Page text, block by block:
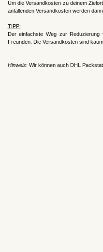
Um die Versandkosten zu deinem
anfallenden Versandkosten werden
TIPP:
Der einfachste Weg zur
Freunden. Die Versandkosten sind
Hinweis: Wir können auch DHL